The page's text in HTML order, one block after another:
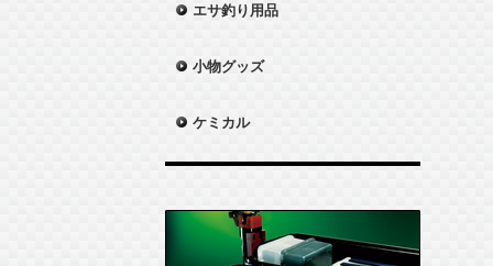
エサ釣り用品
小物グッズ
ケミカル